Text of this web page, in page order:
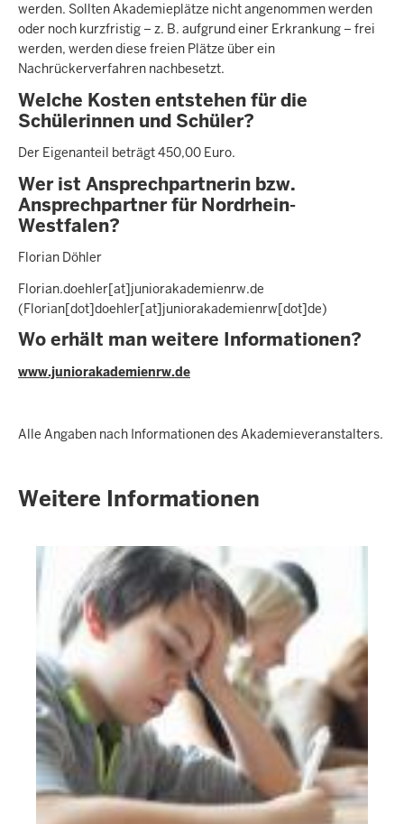
werden. Sollten Akademieplätze nicht angenommen werden
oder noch kurzfristig – z. B. aufgrund einer Erkrankung – frei
werden, werden diese freien Plätze über ein
Nachrückerverfahren nachbesetzt.
Welche Kosten entstehen für die
Schülerinnen und Schüler?
Der Eigenanteil beträgt 450,00 Euro.
Wer ist Ansprechpartnerin bzw.
Ansprechpartner für Nordrhein-
Westfalen?
Florian Döhler
Florian.doehler[at]juniorakademienrw.de
(Florian[dot]doehler[at]juniorakademienrw[dot]de)
Wo erhält man weitere Informationen?
www.juniorakademienrw.de
Alle Angaben nach Informationen des Akademieveranstalters.
Weitere Informationen